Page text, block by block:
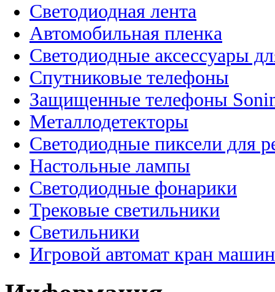
Светодиодная лента
Автомобильная пленка
Светодиодные аксессуары
Спутниковые телефоны
Защищенные телефоны
Металлодетекторы
Светодиодные пиксели для
Настольные лампы
Светодиодные фонарики
Трековые светильники
Светильники
Игровой автомат кран